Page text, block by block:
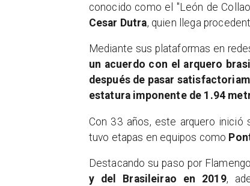
conocido como el "León de
Cesar Dutra, quien llega
Mediante sus plataformas en
un acuerdo con el arquero
después de pasar
estatura imponente de 1.94
Con 33 años, este arquero inició
tuvo etapas en equipos como
Destacando su paso por
y del Brasileirao en 2019,